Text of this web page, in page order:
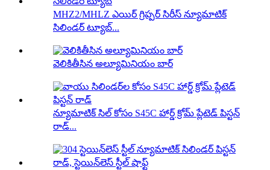
MHZ2/MHLZ ఎయిర్ గ్రిప్పర్ సిరీస్ న్యూమాటిక్
సిలిండర్ ట్యూబ్...
వెలికితీసిన అల్యూమినియం బార్
న్యూమాటిక్ సిల్ కోసం S45C హార్డ్ క్రోమ్ ప్లేటెడ్ పిస్టన్
రాడ్...